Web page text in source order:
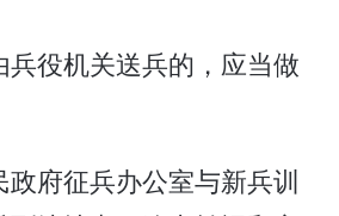
役机关送兵的，应当做
政府征兵办公室与新兵训